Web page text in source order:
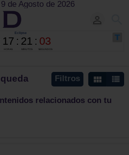
de Agosto de 2026
Filtros
relacionados con tu